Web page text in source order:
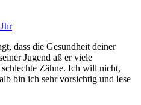
dass die Gesundheit deiner
Jugend aß er viele
Zähne. Ich will nicht,
bin ich sehr vorsichtig und lese